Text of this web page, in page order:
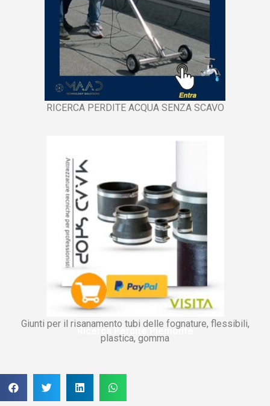
RICERCA PERDITE ACQUA SENZA SCAVO
Giunti per il risanamento tubi delle fognature, flessibili,
plastica, gomma
Ricerca Perdite Piemonte